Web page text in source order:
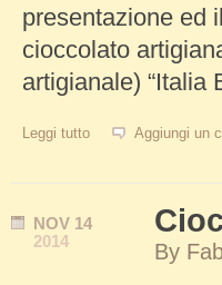
presentazione ed
cioccolato
artigianale) “Italia
Leggi tutto su Evento Roma
Aggiungi un
NOV 14
2014
By